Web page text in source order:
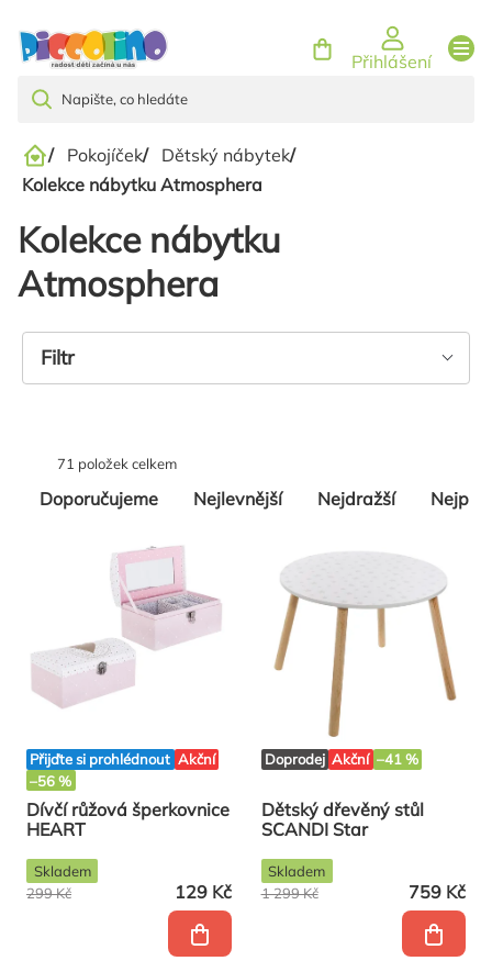
Přihlášení
Domů
/ Pokojíček/ Dětský nábytek/
Kolekce nábytku Atmosphera
Kolekce nábytku
Atmosphera
Řazení
Doporučujeme Nejlevnější Nejdražší
71 položek celkem
Filtr
Výpis
produktů
Přijďte si prohlédnout Akční
–56 %
Dívčí růžová šperkovnice
HEART
129 Kč
299 Kč
Skladem
Doprodej Akční –41 %
Dětský dřevěný stůl
SCANDI Star
759 Kč
1 299 Kč
Skladem